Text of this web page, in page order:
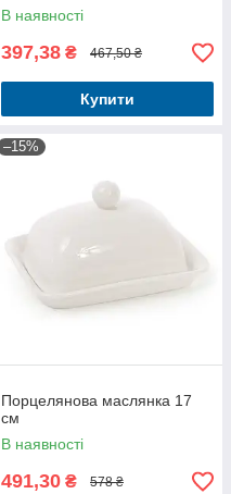
В наявності
397,38 ₴ 467,50 ₴
Купити
–15%
Порцелянова маслянка 17
см
В наявності
491,30 ₴ 578 ₴